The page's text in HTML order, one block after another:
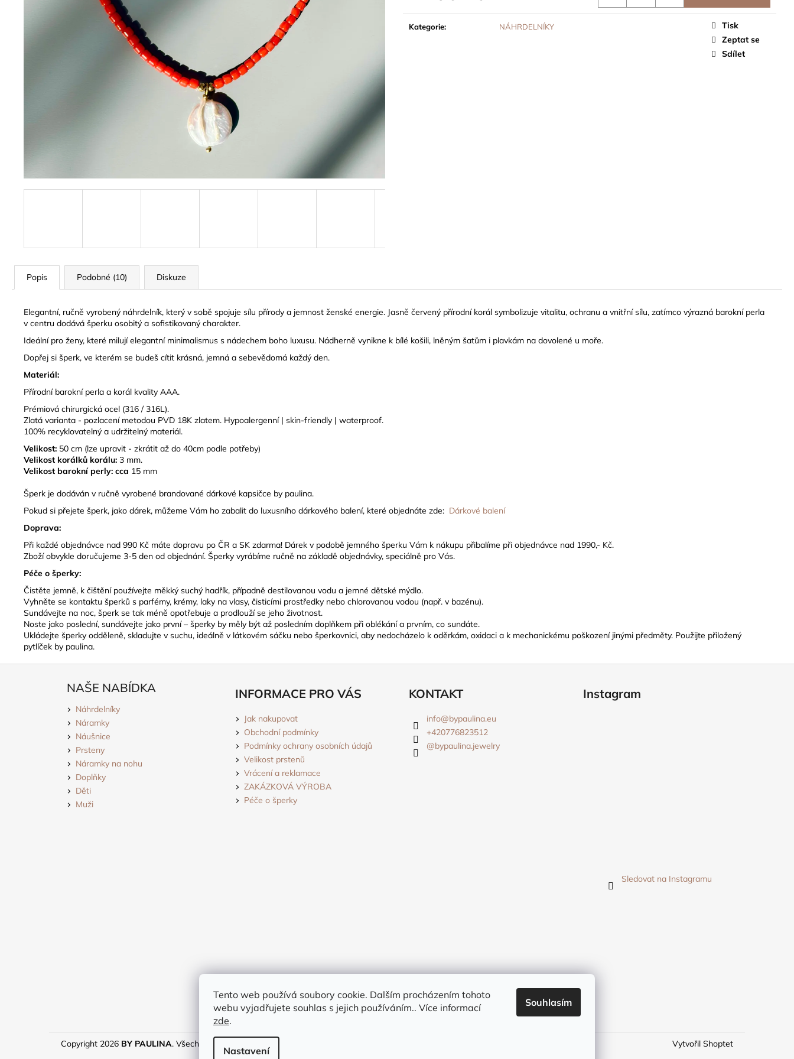
Tento web používá soubory cookie. Dalším procházením tohoto
webu vyjadřujete souhlas s jejich používáním.. Více informací
zde.
Nastavení
Souhlasím
Kategorie: NÁHRDELNÍKY
Tisk
Zeptat se
Sdílet
Popis Podobné (10) Diskuze
Elegantní, ručně vyrobený náhrdelník, který v sobě spojuje sílu přírody a jemnost ženské energie. Jasně červený přírodní korál symbolizuje vitalitu, ochranu a vnitřní sílu, zatímco výrazná barokní perla
v centru dodává šperku osobitý a sofistikovaný charakter.
Ideální pro ženy, které milují elegantní minimalismus s nádechem boho luxusu. Nádherně vynikne k bílé košili, lněným šatům i plavkám na dovolené u moře.
Dopřej si šperk, ve kterém se budeš cítit krásná, jemná a sebevědomá každý den.
Materiál:
Přírodní barokní perla a korál kvality AAA.
Prémiová chirurgická ocel (316 / 316L).
Zlatá varianta - pozlacení metodou PVD 18K zlatem. Hypoalergenní | skin-friendly | waterproof.
100% recyklovatelný a udržitelný materiál.
Velikost: 50 cm (lze upravit - zkrátit až do 40cm podle potřeby)
Velikost korálků korálu: 3 mm.
Velikost barokní perly: cca 15 mm
Šperk je dodáván v ručně vyrobené brandované dárkové kapsičce by paulina.
Pokud si přejete šperk, jako dárek, můžeme Vám ho zabalit do luxusního dárkového balení, které objednáte zde: Dárkové balení
Doprava:
Při každé objednávce nad 990 Kč máte dopravu po ČR a SK zdarma! Dárek v podobě jemného šperku Vám k nákupu přibalíme při objednávce nad 1990,- Kč.
Zboží obvykle doručujeme 3-5 den od objednání. Šperky vyrábíme ručně na základě objednávky, speciálně pro Vás.
Péče o šperky:
Čistěte jemně, k čištění používejte měkký suchý hadřík, případně destilovanou vodu a jemné dětské mýdlo.
Vyhněte se kontaktu šperků s parfémy, krémy, laky na vlasy, čisticími prostředky nebo chlorovanou vodou (např. v bazénu).
Sundávejte na noc, šperk se tak méně opotřebuje a prodlouží se jeho životnost.
Noste jako poslední, sundávejte jako první – šperky by měly být až posledním doplňkem při oblékání a prvním, co sundáte.
Ukládejte šperky odděleně, skladujte v suchu, ideálně v látkovém sáčku nebo šperkovnici, aby nedocházelo k oděrkám, oxidaci a k mechanickému poškození jinými předměty. Použijte přiložený
pytlíček by paulina.
NAŠE NABÍDKA
Náhrdelníky
Náramky
Náušnice
Prsteny
Náramky na nohu
Doplňky
Děti
Muži
INFORMACE PRO VÁS
Jak nakupovat
Obchodní podmínky
Podmínky ochrany osobních údajů
Velikost prstenů
Vrácení a reklamace
ZAKÁZKOVÁ VÝROBA
Péče o šperky
KONTAKT
info@bypaulina.eu
+420776823512
@bypaulina.jewelry
Instagram
Sledovat na Instagramu
Vytvořil Shoptet
Copyright 2026 BY PAULINA. Všechna práva vyhrazena.